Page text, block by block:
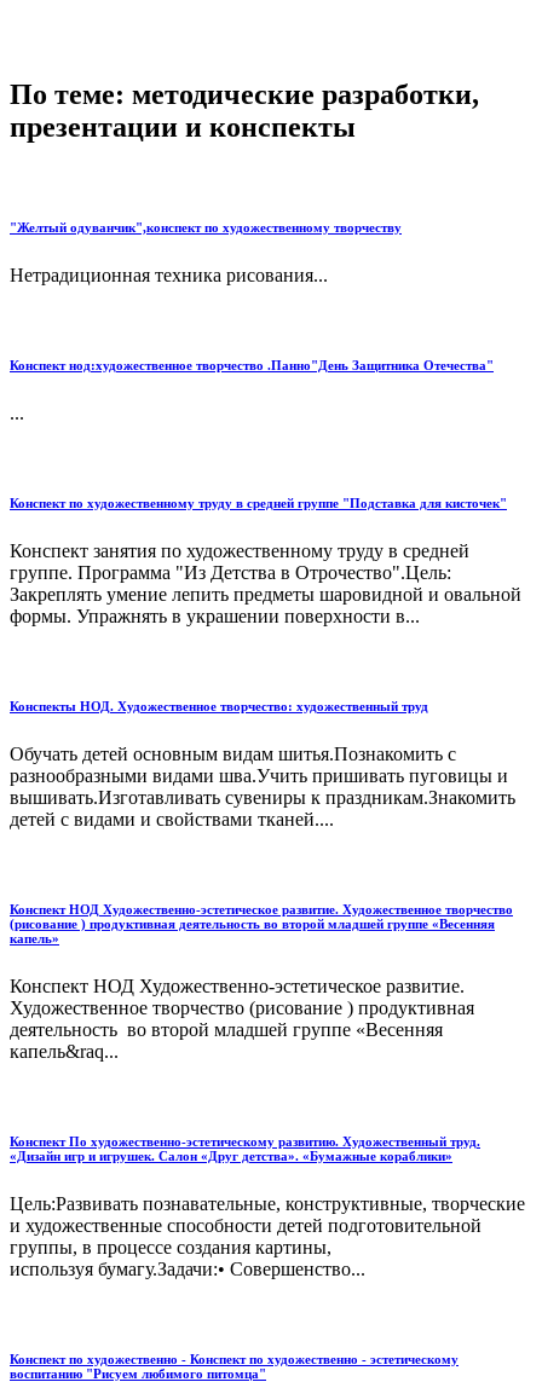
По теме: методические разработки,
презентации и конспекты
"Желтый одуванчик",конспект по художественному творчеству
Нетрадиционная техника рисования...
Конспект нод:художественное творчество .Панно"День Защитника Отечества"
...
Конспект по художественному труду в средней группе "Подставка для кисточек"
Конспект занятия по художественному труду в средней
группе. Программа "Из Детства в Отрочество".Цель:
Закреплять умение лепить предметы шаровидной и овальной
формы. Упражнять в украшении поверхности в...
Конспекты НОД. Художественное творчество: художественный труд
Обучать детей основным видам шитья.Познакомить с
разнообразными видами шва.Учить пришивать пуговицы и
вышивать.Изготавливать сувениры к праздникам.Знакомить
детей с видами и свойствами тканей....
Конспект НОД Художественно-эстетическое развитие. Художественное творчество
(рисование ) продуктивная деятельность во второй младшей группе «Весенняя
капель»
Конспект НОД Художественно-эстетическое развитие.
Художественное творчество (рисование ) продуктивная
деятельность во второй младшей группе «Весенняя
капель&raq...
Конспект По художественно-эстетическому развитию. Художественный труд.
«Дизайн игр и игрушек. Салон «Друг детства». «Бумажные кораблики»
Цель:Развивать познавательные, конструктивные, творческие
и художественные способности детей подготовительной
группы, в процессе создания картины,
используя бумагу.Задачи:• Совершенство...
Конспект по художественно - Конспект по художественно - эстетическому
воспитанию "Рисуем любимого питомца"